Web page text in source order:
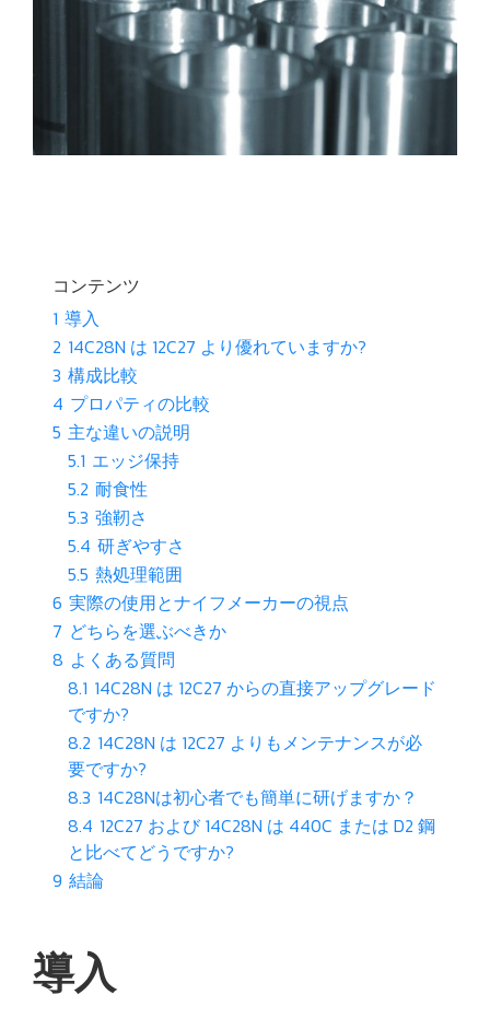
コンテンツ
1 導入
2 14C28N は 12C27 より優れていますか?
3 構成比較
4 プロパティの比較
5 主な違いの説明
5.1 エッジ保持
5.2 耐食性
5.3 強靭さ
5.4 研ぎやすさ
5.5 熱処理範囲
6 実際の使用とナイフメーカーの視点
7 どちらを選ぶべきか
8 よくある質問
8.1 14C28N は 12C27 からの直接アップグレード
ですか?
8.2 14C28N は 12C27 よりもメンテナンスが必
要ですか?
8.3 14C28Nは初心者でも簡単に研げますか？
8.4 12C27 および 14C28N は 440C または D2 鋼
と比べてどうですか?
9 結論
導入